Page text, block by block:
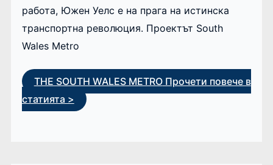
работа, Южен Уелс е на прага на истинска
транспортна революция. Проектът South
Wales Metro
THE SOUTH WALES METROПрочети повече в
статията >